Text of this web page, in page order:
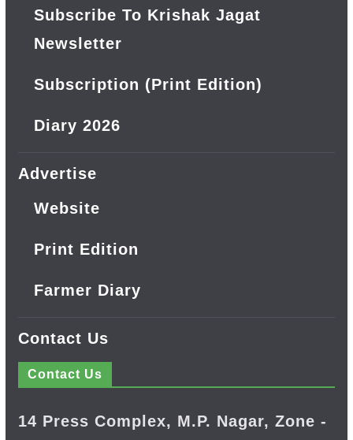
Subscribe To Krishak Jagat
Newsletter
Subscription (Print Edition)
Diary 2026
Advertise
Website
Print Edition
Farmer Diary
Contact Us
Contact Us
14 Press Complex, M.P. Nagar, Zone -